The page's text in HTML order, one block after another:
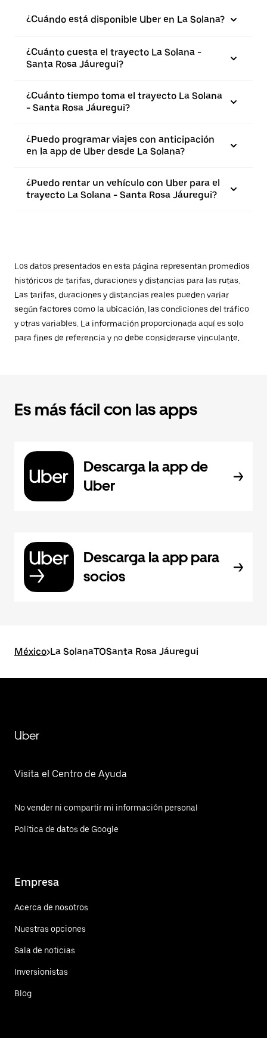
¿Cuándo está disponible Uber en La Solana?
¿Cuánto cuesta el trayecto La Solana -
Santa Rosa Jáuregui?
¿Cuánto tiempo toma el trayecto La Solana
- Santa Rosa Jáuregui?
¿Puedo programar viajes con anticipación
en la app de Uber desde La Solana?
¿Puedo rentar un vehículo con Uber para el
trayecto La Solana - Santa Rosa Jáuregui?
Los datos presentados en esta página representan promedios
históricos de tarifas, duraciones y distancias para las rutas.
Las tarifas, duraciones y distancias reales pueden variar
según factores como la ubicación, las condiciones del tráfico
y otras variables. La información proporcionada aquí es solo
para fines de referencia y no debe considerarse vinculante.
Es más fácil con las apps
Descarga la app de
Uber
Descarga la app para
socios
México>La SolanaTOSanta Rosa Jáuregui
Uber
Visita el Centro de Ayuda
No vender ni compartir mi información personal
Política de datos de Google
Empresa
Acerca de nosotros
Nuestras opciones
Sala de noticias
Inversionistas
Blog